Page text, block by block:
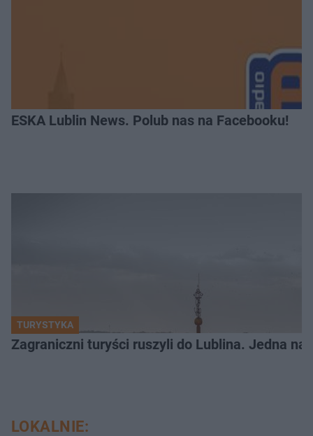
ESKA Lublin News. Polub nas na Facebooku!
TURYSTYKA
Zagraniczni turyści ruszyli do Lublina. Jedna
LOKALNIE: